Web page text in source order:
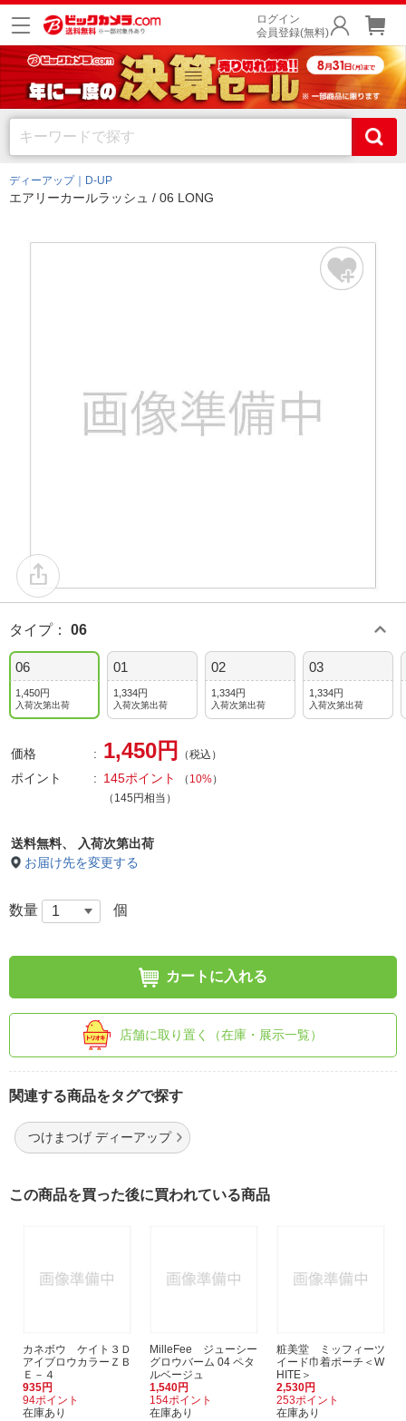
ログイン
会員登録(無料)
ディーアップ｜D-UP
エアリーカールラッシュ / 06 LONG
タイプ： 06
06
1,450円
入荷次第出荷
01
1,334円
入荷次第出荷
02
1,334円
入荷次第出荷
03
1,334円
入荷次第出荷
価格 1,450円 （税込）
ポイント 145ポイント （ 10%）
（145円相当）
送料無料、
入荷次第出荷
お届け先を変更する
数量 個
カートに入れる
店舗に取り置く（在庫・展示一覧）
関連する商品をタグで探す
つけまつげ ディーアップ
この商品を買った後に買われている商品
カネボウ ケイト３Ｄ
アイブロウカラーＺＢ
Ｅ－４
935円
94ポイント
在庫あり
MilleFee ジューシー
グロウバーム 04 ペタ
ルベージュ
1,540円
154ポイント
在庫あり
粧美堂 ミッフィーツ
イード巾着ポーチ＜W
HITE＞
2,530円
253ポイント
在庫あり